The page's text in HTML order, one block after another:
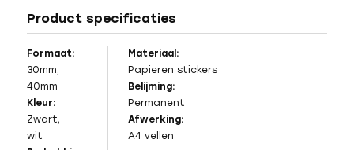
Product specificaties
Formaat:
30mm,
40mm
Kleur:
Zwart,
wit
Materiaal:
Papieren stickers
Belijming:
Permanent
Afwerking:
A4 vellen